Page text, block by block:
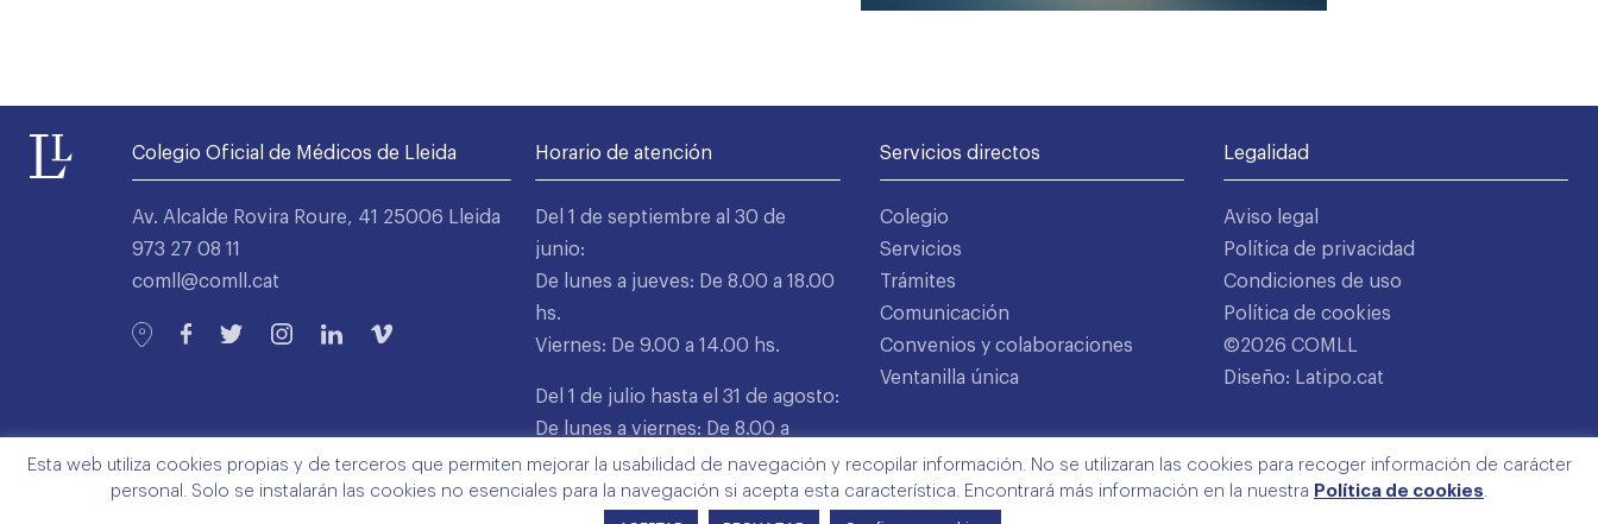
Colegio Oficial de Médicos de Lleida
Av. Alcalde Rovira Roure, 41 25006 Lleida
973 27 08 11
comll@comll.cat
Horario de atención
Del 1 de septiembre al 30 de
junio:
De lunes a jueves: De 8.00 a 18.00
hs.
Viernes: De 9.00 a 14.00 hs.
Del 1 de julio hasta el 31 de agosto:
De lunes a viernes: De 8.00 a
15.00 hs.
Servicios directos
Colegio
Servicios
Trámites
Comunicación
Convenios y colaboraciones
Ventanilla única
Legalidad
Aviso legal
Política de privacidad
Condiciones de uso
Política de cookies
©2026 COMLL
Diseño: Latipo.cat
Esta web utiliza cookies propias y de terceros que permiten mejorar la usabilidad de navegación y recopilar información. No se utilizaran las cookies para recoger información de carácter
personal. Solo se instalarán las cookies no esenciales para la navegación si acepta esta característica. Encontrará más información en la nuestra Política de cookies.